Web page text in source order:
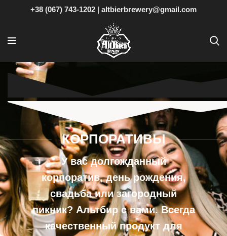
+38 (067) 743-1202 | altbierbrewery@gmail.com
КОРПОРАТИВЫ
У вас долгожданный
корпоратив, день рождения,
свадьба или загородный
пикник? Альтбир с вами. Всегда
качественный продукт для